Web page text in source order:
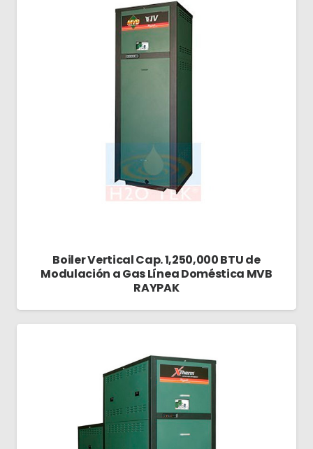
Boiler Vertical Cap. 1,250,000 BTU de
Modulación a Gas Línea Doméstica MVB
RAYPAK